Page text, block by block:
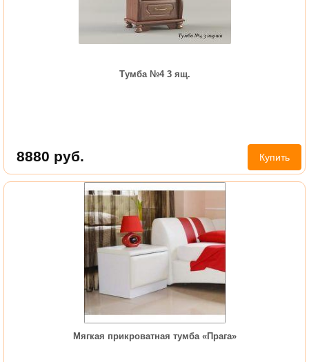
Тумба №4 3 ящ.
8880 руб. Купить
Мягкая прикроватная тумба «Прага»